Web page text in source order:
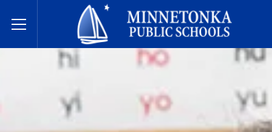
Toggle Menu
مدارس مينيتونكا العامة